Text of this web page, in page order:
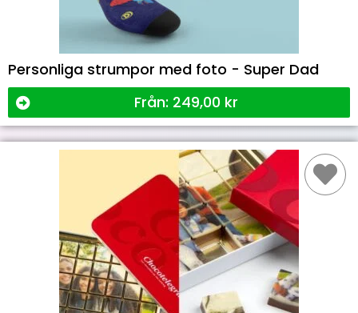
Personliga strumpor med foto - Super Dad
Från: 249,00 kr